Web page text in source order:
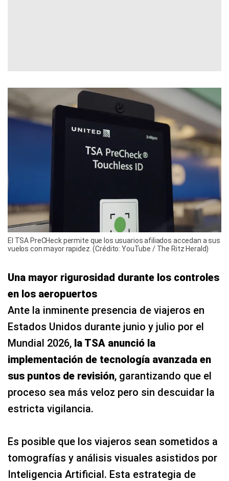
El TSA PreCHeck permite que los usuarios afiliados accedan a sus
vuelos con mayor rapidez. (Crédito: YouTube / The Ritz Herald)
Una mayor rigurosidad durante los controles
en los aeropuertos
Ante la inminente presencia de viajeros en
Estados Unidos durante junio y julio por el
Mundial 2026, la TSA anunció la
implementación de tecnología avanzada en
sus puntos de revisión, garantizando que el
proceso sea más veloz pero sin descuidar la
estricta vigilancia.
Es posible que los viajeros sean sometidos a
tomografías y análisis visuales asistidos por
Inteligencia Artificial. Esta estrategia de